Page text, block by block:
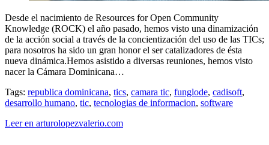
Desde el nacimiento de Resources for Open Community
Knowledge (ROCK) el año pasado, hemos visto una dinamización
de la acción social a través de la concientización del uso de las TICs;
para nosotros ha sido un gran honor el ser catalizadores de ésta
nueva dinámica.Hemos asistido a diversas reuniones, hemos visto
nacer la Cámara Dominicana…
Tags: republica dominicana, tics, camara tic, funglode, cadisoft,
desarrollo humano, tic, tecnologias de informacion, software
Leer en arturolopezvalerio.com